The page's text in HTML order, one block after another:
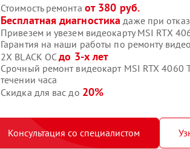
Стоимость ремонта от 380 руб.
Бесплатная диагностика даже при
Привезем и увезем видеокарту MSI RTX
Гарантия на наши работы по ремонту
2X BLACK OCдо 3-х лет
Срочный ремонт видеокарт MSI RTX 4060
течении часа
Скидка для вас до 20%
Консультация со специалистом